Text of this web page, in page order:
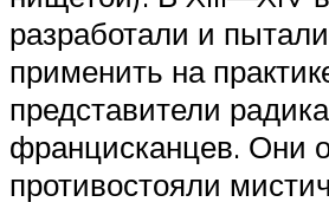
разработали и
применить на
представители
францисканцев. Они
противостояли